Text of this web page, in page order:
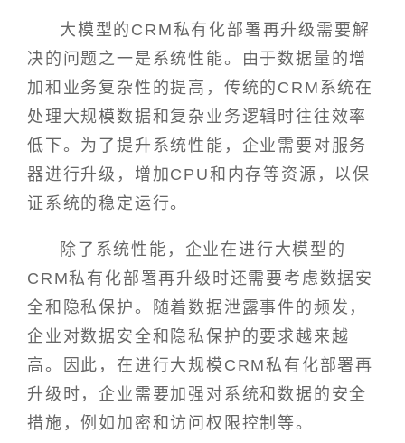
大模型的CRM私有化部署再升级需要解
决的问题之一是系统性能。由于数据量的增
加和业务复杂性的提高，传统的CRM系统在
处理大规模数据和复杂业务逻辑时往往效率
低下。为了提升系统性能，企业需要对服务
器进行升级，增加CPU和内存等资源，以保
证系统的稳定运行。
除了系统性能，企业在进行大模型的
CRM私有化部署再升级时还需要考虑数据安
全和隐私保护。随着数据泄露事件的频发，
企业对数据安全和隐私保护的要求越来越
高。因此，在进行大规模CRM私有化部署再
升级时，企业需要加强对系统和数据的安全
措施，例如加密和访问权限控制等。